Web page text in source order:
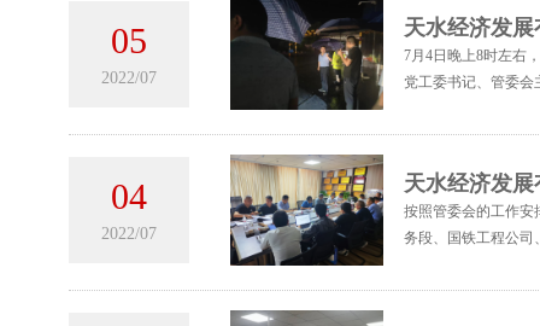
05
2022/07
天水经济发
7月4日晚上8时左右
党工委书记、管委
04
2022/07
天水经济发
按照管委会的工作安
务段、国铁工程公司